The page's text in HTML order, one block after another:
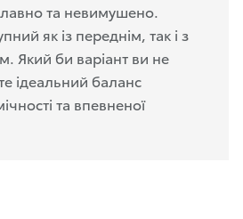
та невимушено.
як із переднім, так і з
Який би варіант ви не
ідеальний баланс
та впевненої